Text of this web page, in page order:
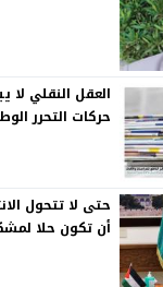
العقل النقلي
حركات التحرر
حتى لا تتحول
أن تكون حلا